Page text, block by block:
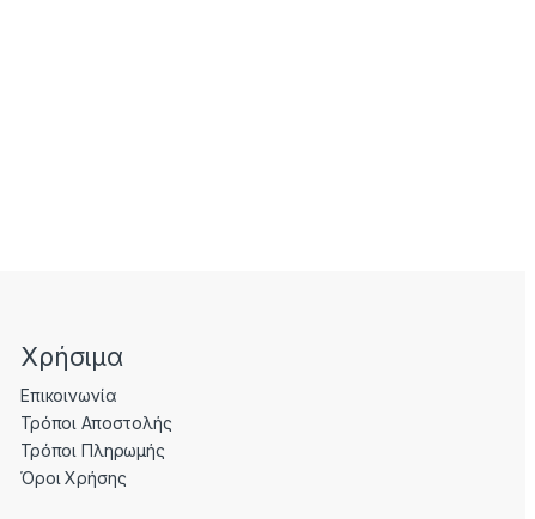
Χρήσιμα
Επικοινωνία
Τρόποι Αποστολής
Τρόποι Πληρωμής
Όροι Χρήσης